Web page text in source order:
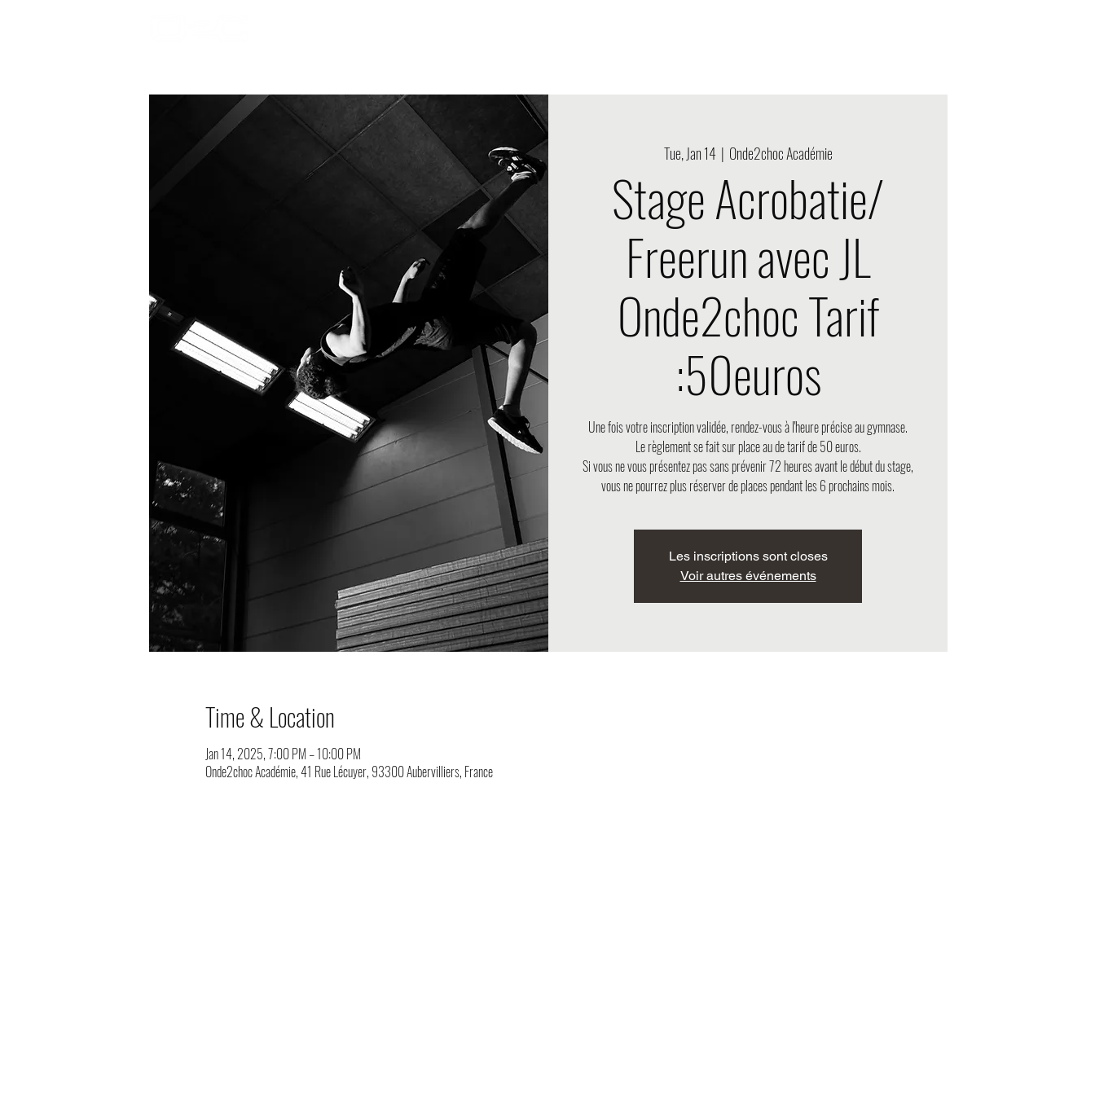
Tue, Jan 14
  |
Onde2choc Académie
Stage Acrobatie/
Freerun avec JL
Onde2choc Tarif
:50euros
Une fois votre inscription validée, rendez-vous à l'heure précise au gymnase.
Le règlement se fait sur place au de tarif de 50 euros.
Si vous ne vous présentez pas sans prévenir 72 heures avant le début du stage,
vous ne pourrez plus réserver de places pendant les 6 prochains mois.
Les inscriptions sont closes
Voir autres événements
Time & Location
Jan 14, 2025, 7:00 PM – 10:00 PM
Onde2choc Académie, 41 Rue Lécuyer, 93300 Aubervilliers, France